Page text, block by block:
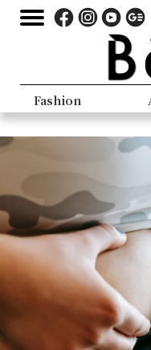
Fashion